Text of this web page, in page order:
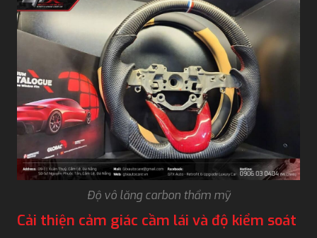
Độ vô lăng carbon thẩm mỹ
Cải thiện cảm giác cầm lái và độ kiểm soát